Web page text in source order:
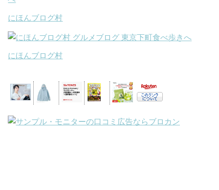
にほんブログ村
にほんブログ村